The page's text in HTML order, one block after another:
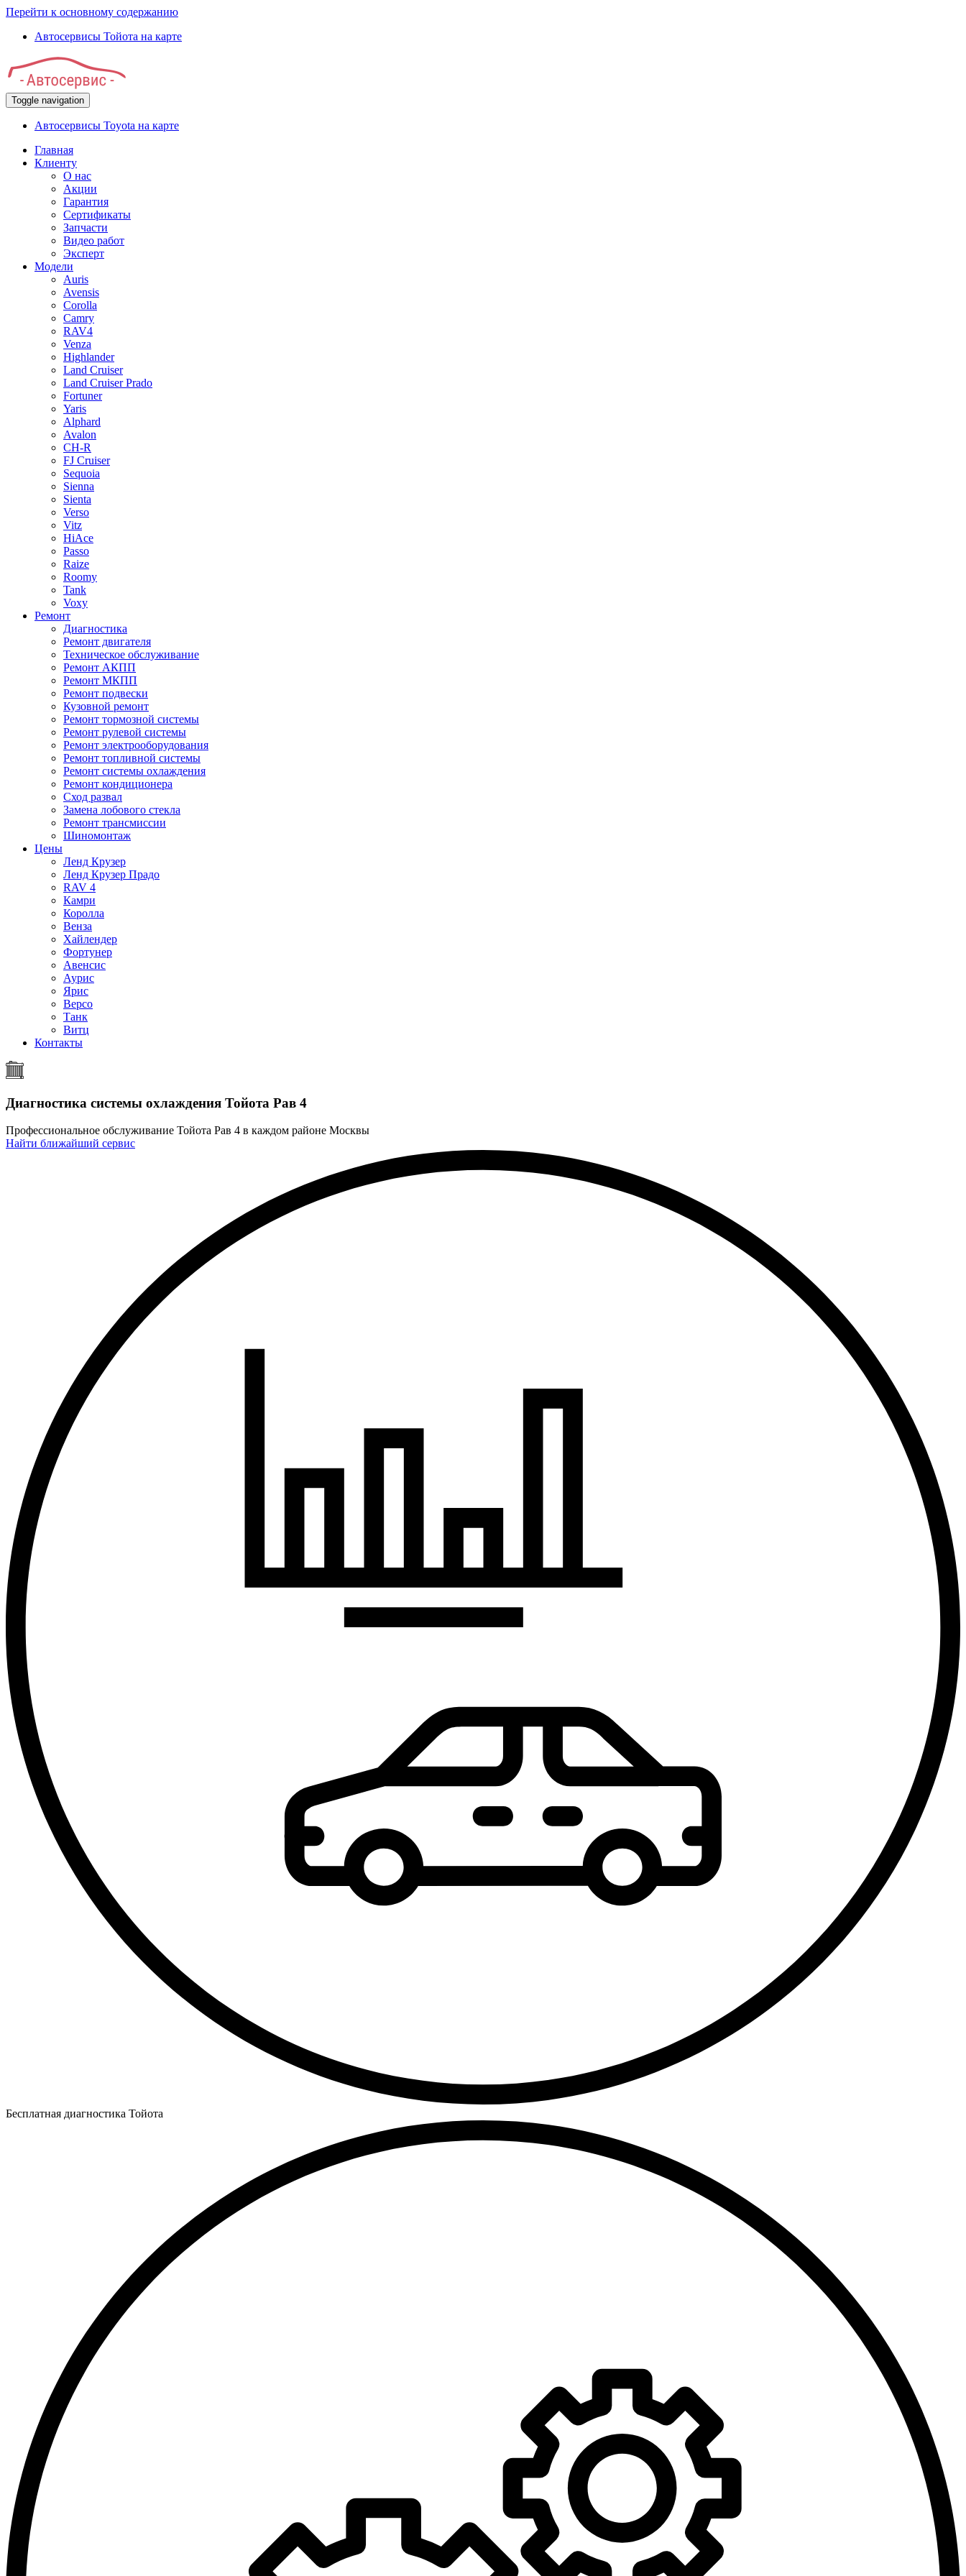
Перейти к основному содержанию
Автосервисы Тойота на карте
Toggle navigation
Автосервисы Toyota на карте
Главная
Клиенту
О нас
Акции
Гарантия
Сертификаты
Запчасти
Видео работ
Эксперт
Модели
Auris
Avensis
Corolla
Camry
RAV4
Venza
Highlander
Land Cruiser
Land Cruiser Prado
Fortuner
Yaris
Alphard
Avalon
CH-R
FJ Cruiser
Sequoia
Sienna
Sienta
Verso
Vitz
HiAce
Passo
Raize
Roomy
Tank
Voxy
Ремонт
Диагностика
Ремонт двигателя
Техническое обслуживание
Ремонт АКПП
Ремонт МКПП
Ремонт подвески
Кузовной ремонт
Ремонт тормозной системы
Ремонт рулевой системы
Ремонт электрооборудования
Ремонт топливной системы
Ремонт системы охлаждения
Ремонт кондиционера
Сход развал
Замена лобового стекла
Ремонт трансмиссии
Шиномонтаж
Цены
Ленд Крузер
Ленд Крузер Прадо
RAV 4
Камри
Королла
Венза
Хайлендер
Фортунер
Авенсис
Аурис
Ярис
Версо
Танк
Витц
Контакты
Диагностика системы охлаждения Тойота Рав 4
Профессиональное обслуживание Тойота Рав 4 в каждом районе Москвы
Найти ближайший сервис
Бесплатная диагностика Тойота